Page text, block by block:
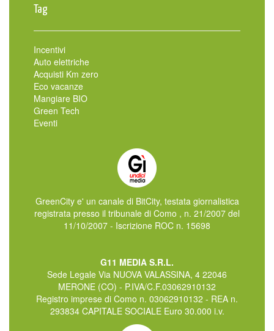
Tag
Incentivi
Auto elettriche
Acquisti Km zero
Eco vacanze
Mangiare BIO
Green Tech
Eventi
GreenCity e' un canale di BitCity, testata giornalistica
registrata presso il tribunale di Como , n. 21/2007 del
11/10/2007 - Iscrizione ROC n. 15698
G11 MEDIA S.R.L.
Sede Legale Via NUOVA VALASSINA, 4 22046
MERONE (CO) - P.IVA/C.F.03062910132
Registro imprese di Como n. 03062910132 - REA n.
293834 CAPITALE SOCIALE Euro 30.000 i.v.